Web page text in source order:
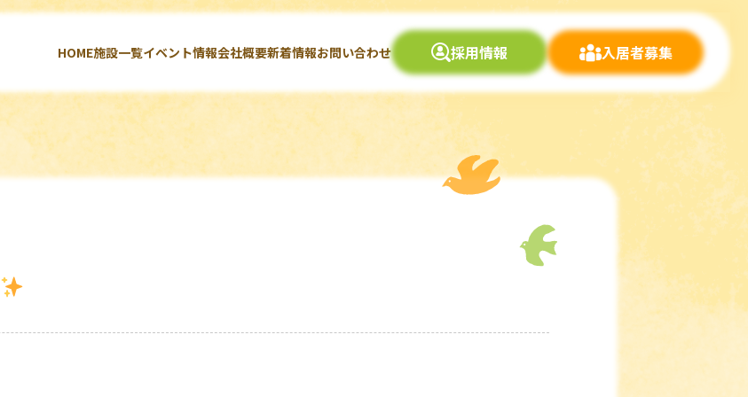
HOME施設一覧イベント情報会社概要新着情報お問い合わせ 採用情報 入居者募集